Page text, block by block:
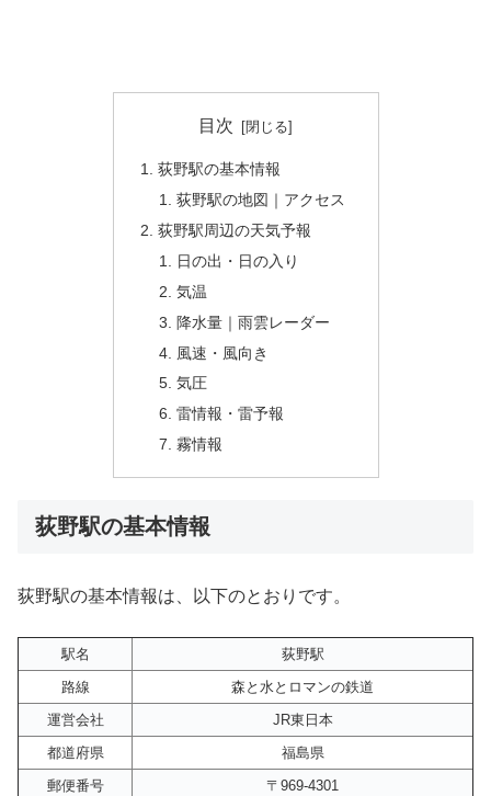
目次
荻野駅の基本情報
荻野駅の地図｜アクセス
荻野駅周辺の天気予報
日の出・日の入り
気温
降水量｜雨雲レーダー
風速・風向き
気圧
雷情報・雷予報
霧情報
荻野駅の基本情報
荻野駅の基本情報は、以下のとおりです。
駅名
荻野駅
路線
森と水とロマンの鉄道
運営会社
JR東日本
都道府県
福島県
郵便番号
〒969-4301